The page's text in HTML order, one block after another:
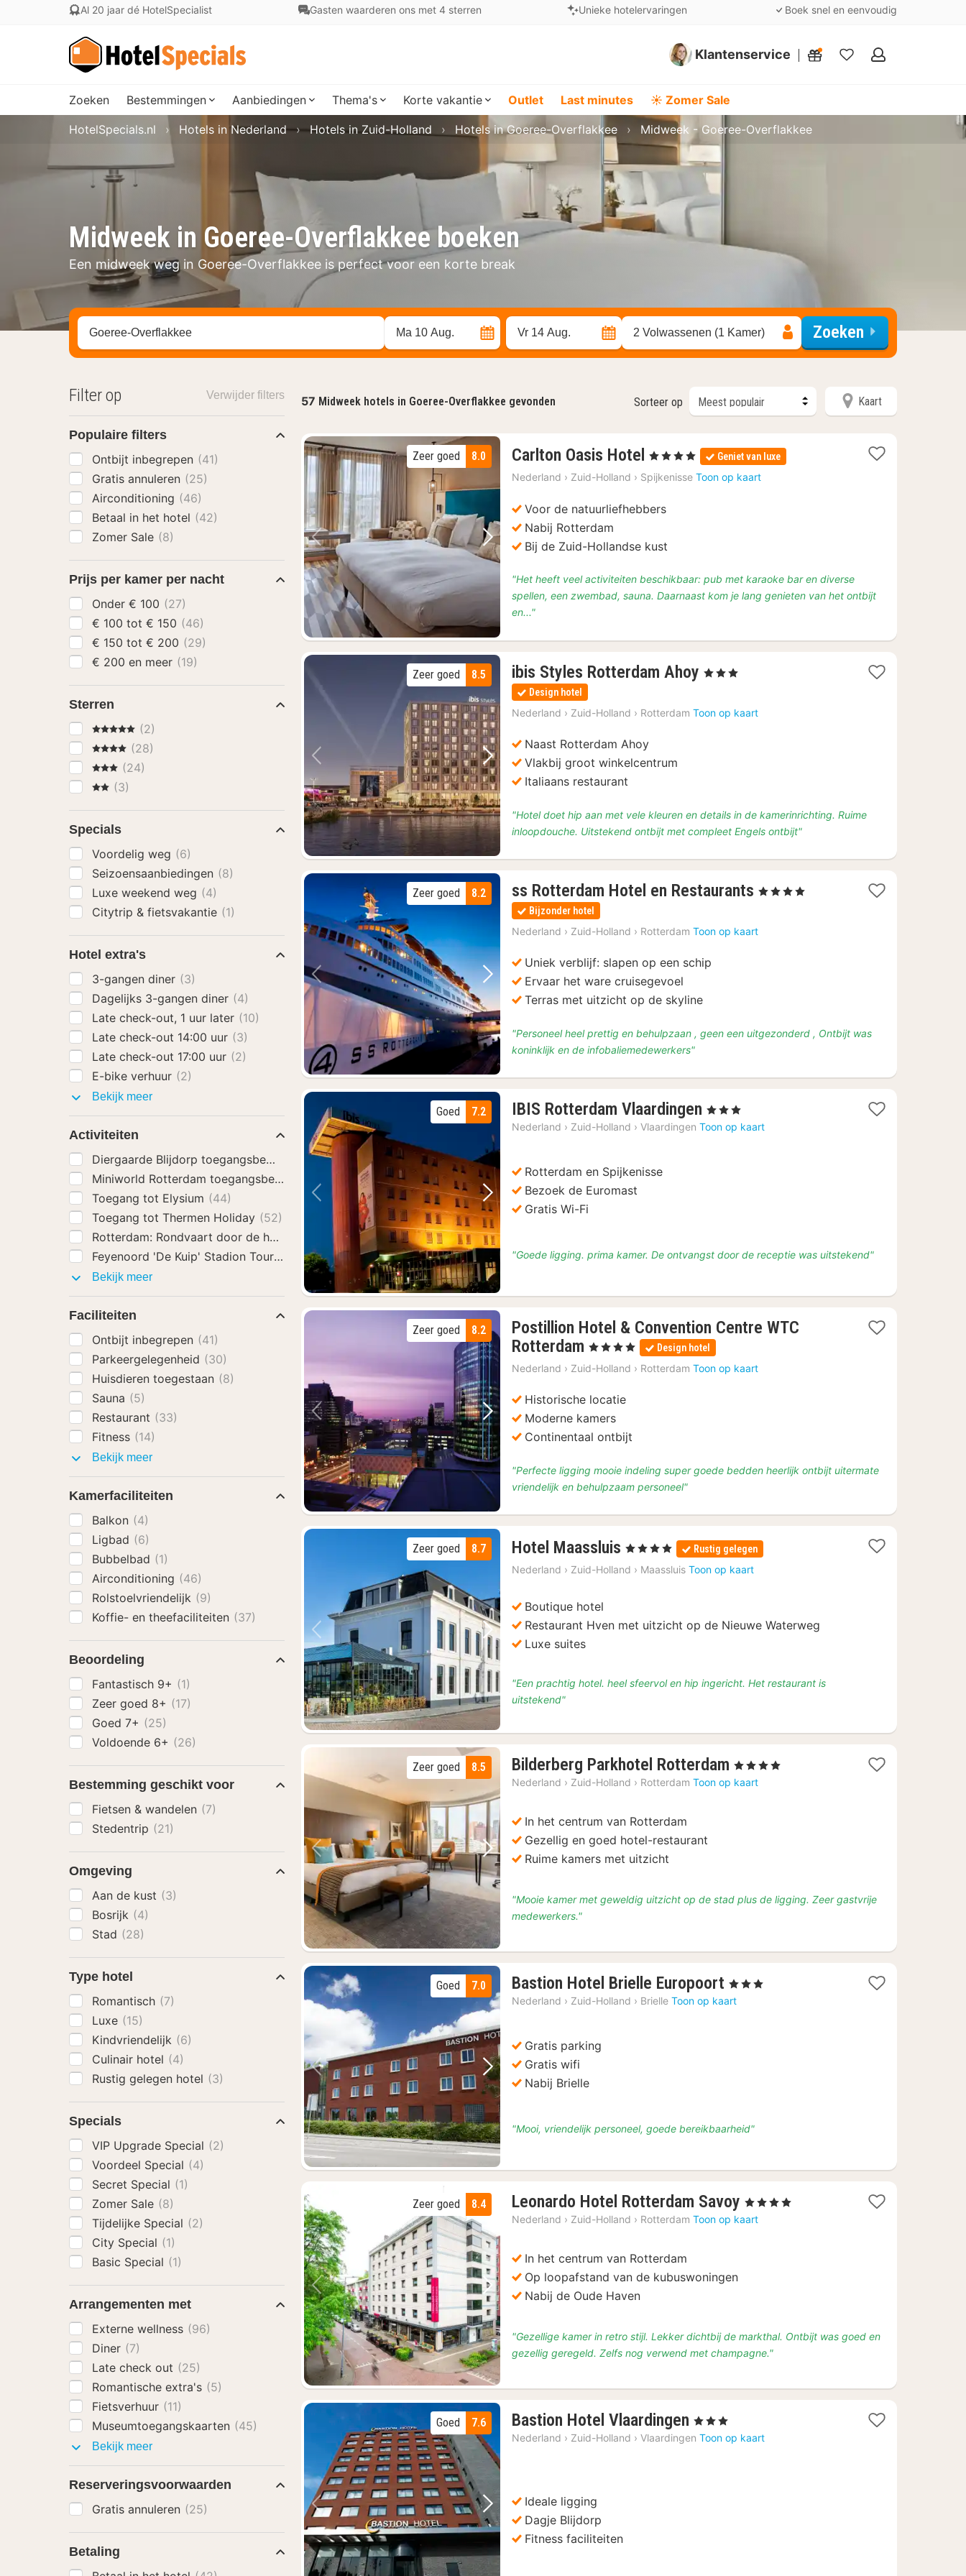
Al 20 jaar dé HotelSpecialist Gasten waarderen ons met 4 sterren Unieke hotelervaringen Boek snel en eenvoudig
Klantenservice
Mijn
Zoeken Bestemmingen Aanbiedingen Thema's Korte vakantie Outlet Last minutes ☀️ Zomer Sale
Midweek in Goeree-Overflakkee boeken
Een midweek weg in Goeree-Overflakkee is perfect voor een korte break
HotelSpecials.nl Hotels in Nederland Hotels in Zuid-Holland Hotels in Goeree-Overflakkee Midweek - Goeree-Overflakkee
Zoek op hotel, regio of stad Ma 10 Aug. Vr 14 Aug. 2 Volwassenen (1 Kamer) Zoeken
57 Midweek hotels in Goeree-Overflakkee gevonden Sorteer op Kaart
Vorige foto Volgende foto
8.0
Zeer goed Carlton Oasis Hotel 4
nachten
vanaf
€
, 4 Sterren Geniet van luxe
Nederland › Zuid-Holland › Spijkenisse Toon op kaart
Voor de natuurliefhebbers
Nabij Rotterdam
Bij de Zuid-Hollandse kust
"Het heeft veel activiteiten beschikbaar: pub met karaoke bar en diverse
spellen, een zwembad, sauna. Daarnaast kom je lang genieten van het ontbijt
en..."
Vorige foto Volgende foto
8.5
Zeer goed ibis Styles Rotterdam Ahoy 4
vanaf
€
, 3 Sterren
Design hotel
Nederland › Zuid-Holland › Rotterdam Toon op kaart
Naast Rotterdam Ahoy
Vlakbij groot winkelcentrum
Italiaans restaurant
"Hotel doet hip aan met vele kleuren en details in de kamerinrichting. Ruime
inloopdouche. Uitstekend ontbijt met compleet Engels ontbijt"
Vorige foto Volgende foto
8.2
Zeer goed ss Rotterdam Hotel en Restaurants 4
vanaf
€
, 4 Sterren
Bijzonder hotel
Nederland › Zuid-Holland › Rotterdam Toon op kaart
Uniek verblijf: slapen op een schip
Ervaar het ware cruisegevoel
Terras met uitzicht op de skyline
"Personeel heel prettig en behulpzaan , geen een uitgezonderd , Ontbijt was
koninklijk en de infobaliemedewerkers"
Vorige foto Volgende foto
7.2
Goed IBIS Rotterdam Vlaardingen 4
nachten
, 3 Sterren
Nederland › Zuid-Holland › Vlaardingen Toon op kaart
Rotterdam en Spijkenisse
Bezoek de Euromast
Gratis Wi-Fi
"Goede ligging. prima kamer. De ontvangst door de receptie was uitstekend"
Vorige foto Volgende foto
8.2
Zeer goed
Postillion Hotel & Convention Centre WTC
Rotterdam 4
nachten
vanaf
€
130,46
, 4 Sterren Design hotel
Nederland › Zuid-Holland › Rotterdam Toon op kaart
Historische locatie
Moderne kamers
Continentaal ontbijt
"Perfecte ligging mooie indeling super goede bedden heerlijk ontbijt uitermate
vriendelijk en behulpzaam personeel"
Vorige foto Volgende foto
8.7
Zeer goed Hotel Maassluis 4
nachten
vanaf
, 4 Sterren Rustig gelegen
Nederland › Zuid-Holland › Maassluis Toon op kaart
Boutique hotel
Restaurant Hven met uitzicht op de Nieuwe Waterweg
Luxe suites
"Een prachtig hotel. heel sfeervol en hip ingericht. Het restaurant is
uitstekend"
Vorige foto Volgende foto
8.5
Zeer goed Bilderberg Parkhotel Rotterdam 4
nachten
, 4 Sterren
Nederland › Zuid-Holland › Rotterdam Toon op kaart
In het centrum van Rotterdam
Gezellig en goed hotel-restaurant
Ruime kamers met uitzicht
"Mooie kamer met geweldig uitzicht op de stad plus de ligging. Zeer gastvrije
medewerkers."
Vorige foto Volgende foto
7.0
Goed Bastion Hotel Brielle Europoort 4
nachten
, 3 Sterren
Nederland › Zuid-Holland › Brielle Toon op kaart
Gratis parking
Gratis wifi
Nabij Brielle
"Mooi, vriendelijk personeel, goede bereikbaarheid"
Vorige foto Volgende foto
8.4
Zeer goed Leonardo Hotel Rotterdam Savoy 4
nachten
, 4 Sterren
Nederland › Zuid-Holland › Rotterdam Toon op kaart
In het centrum van Rotterdam
Op loopafstand van de kubuswoningen
Nabij de Oude Haven
"Gezellige kamer in retro stijl. Lekker dichtbij de markthal. Ontbijt was goed en
gezellig geregeld. Zelfs nog verwend met champagne."
Vorige foto Volgende foto
7.6
Goed Bastion Hotel Vlaardingen 4
nachten
, 3 Sterren
Nederland › Zuid-Holland › Vlaardingen Toon op kaart
Ideale ligging
Dagje Blijdorp
Fitness faciliteiten
Filter op Verwijder filters
Populaire filters
Ontbijt inbegrepen (41)
Gratis annuleren (25)
Airconditioning (46)
Betaal in het hotel (42)
Zomer Sale (8)
Prijs per kamer per nacht
Onder € 100 (27)
€ 100 tot € 150 (46)
€ 150 tot € 200 (29)
€ 200 en meer (19)
Sterren
5 Sterren(2)
4 Sterren(28)
3 Sterren
(24)
2 Sterren
(3)
Specials
Voordelig weg (6)
Seizoensaanbiedingen (8)
Luxe weekend weg (4)
Citytrip & fietsvakantie (1)
Hotel extra's
3-gangen diner (3)
Dagelijks 3-gangen diner (4)
Late check-out, 1 uur later (10)
Late check-out 14:00 uur (3)
Late check-out 17:00 uur (2)
E-bike verhuur (2)
Bekijk meerHotel
Activiteiten
Diergaarde Blijdorp toegangsbewijs
(48)
Miniworld Rotterdam toegangsbewijs
Toegang tot Elysium (44)
Toegang tot Thermen Holiday (52)
Rotterdam: Rondvaart door de haven
Feyenoord 'De Kuip' Stadion Tour(47)
Bekijk meerActiviteiten
Faciliteiten
Ontbijt inbegrepen (41)
Parkeergelegenheid (30)
Huisdieren toegestaan (8)
Sauna (5)
Restaurant (33)
Fitness (14)
Bekijk meerFaciliteiten
Kamerfaciliteiten
Balkon (4)
Ligbad (6)
Bubbelbad (1)
Airconditioning (46)
Rolstoelvriendelijk (9)
Koffie- en theefaciliteiten (37)
Beoordeling
Fantastisch 9+ (1)
Zeer goed 8+ (17)
Goed 7+ (25)
Voldoende 6+ (26)
Bestemming geschikt voor
Fietsen & wandelen (7)
Stedentrip (21)
Omgeving
Aan de kust (3)
Bosrijk (4)
Stad (28)
Type hotel
Romantisch (7)
Luxe (15)
Kindvriendelijk (6)
Culinair hotel (4)
Rustig gelegen hotel (3)
Specials
VIP Upgrade Special (2)
Voordeel Special (4)
Secret Special (1)
Zomer Sale (8)
Tijdelijke Special (2)
City Special (1)
Basic Special (1)
Arrangementen met
Externe wellness (96)
Diner (7)
Late check out (25)
Romantische extra's (5)
Fietsverhuur (11)
Museumtoegangskaarten (45)
Bekijk meerArrangementen
Reserveringsvoorwaarden
Gratis annuleren (25)
Betaling